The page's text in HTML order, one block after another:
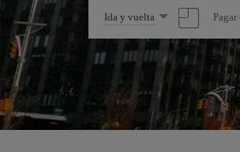
Seleccione
una
opción
Ida y vuelta